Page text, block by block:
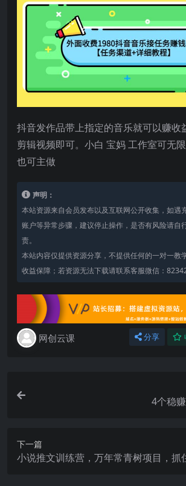
抖音发作品带上指定的音乐就可以赚收
剪辑视频即可。小白 宝妈 工作室可无
也可主做
声明：
本站资源来自会员发布以及互联网公开收集，如遇
账户等异常步骤，建议停止操作，是否有风险请自
责。
本站内容仅提供资源分享，不提供任何的一对一教
收益保障；若资源无法下载请联系客服微信：
网创云课 分享
4个稳
下一篇
小说推文训练营，万年常青树项目，抓